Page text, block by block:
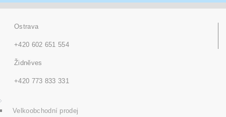
Ostrava
+420 602 651 554
Židněves
+420 773 833 331
Velkoobchodní prodej